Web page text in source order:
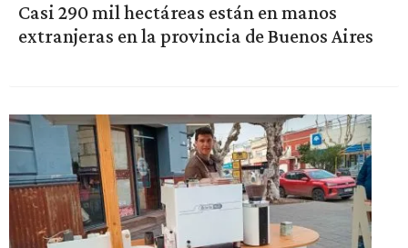
Casi 290 mil hectáreas están en manos
extranjeras en la provincia de Buenos Aires